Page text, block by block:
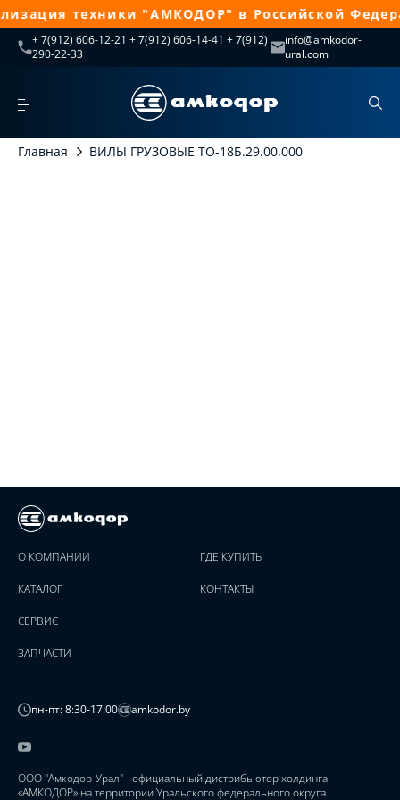
техники "АМКОДОР" в Российской
+ 7(912) 606-12-21 + 7(912) 606-14-41 + 7(912)
290-22-33
info@amkodor-
ural.com
Главная ВИЛЫ ГРУЗОВЫЕ ТО-18Б.29.00.000
О КОМПАНИИ
КАТАЛОГ
СЕРВИС
ЗАПЧАСТИ
ГДЕ КУПИТЬ
КОНТАКТЫ
пн-пт: 8:30-17:00 amkodor.by
ООО "Амкодор-Урал" - официальный дистрибьютор холдинга
«АМКОДОР» на территории Уральского федерального округа.